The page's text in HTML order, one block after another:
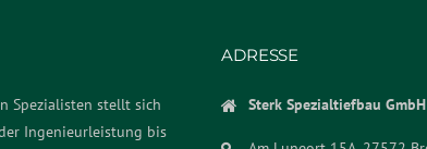
Spezialisten stellt sich
Ingenieurleistung bis
ADRESSE
Sterk Spezialtiefbau GmbH